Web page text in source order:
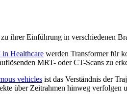
ihrer Einführung in verschiedenen
in Healthcare werden Transformer für
MRT- oder CT-Scans zu
vehicles ist das Verständnis der
über Zeitrahmen hinweg verfolgen